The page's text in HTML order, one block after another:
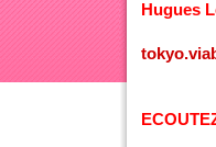
Hugues